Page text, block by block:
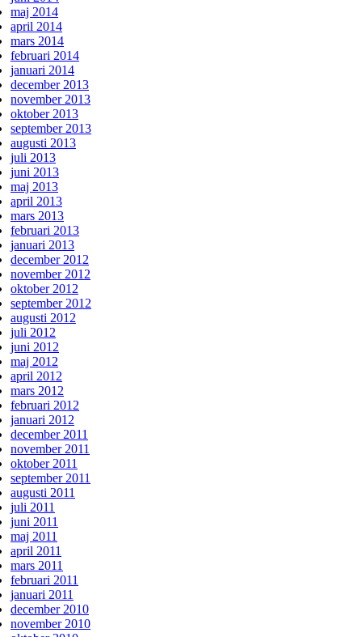
maj 2014
april 2014
mars 2014
februari 2014
januari 2014
december 2013
november 2013
oktober 2013
september 2013
augusti 2013
juli 2013
juni 2013
maj 2013
april 2013
mars 2013
februari 2013
januari 2013
december 2012
november 2012
oktober 2012
september 2012
augusti 2012
juli 2012
juni 2012
maj 2012
april 2012
mars 2012
februari 2012
januari 2012
december 2011
november 2011
oktober 2011
september 2011
augusti 2011
juli 2011
juni 2011
maj 2011
april 2011
mars 2011
februari 2011
januari 2011
december 2010
november 2010